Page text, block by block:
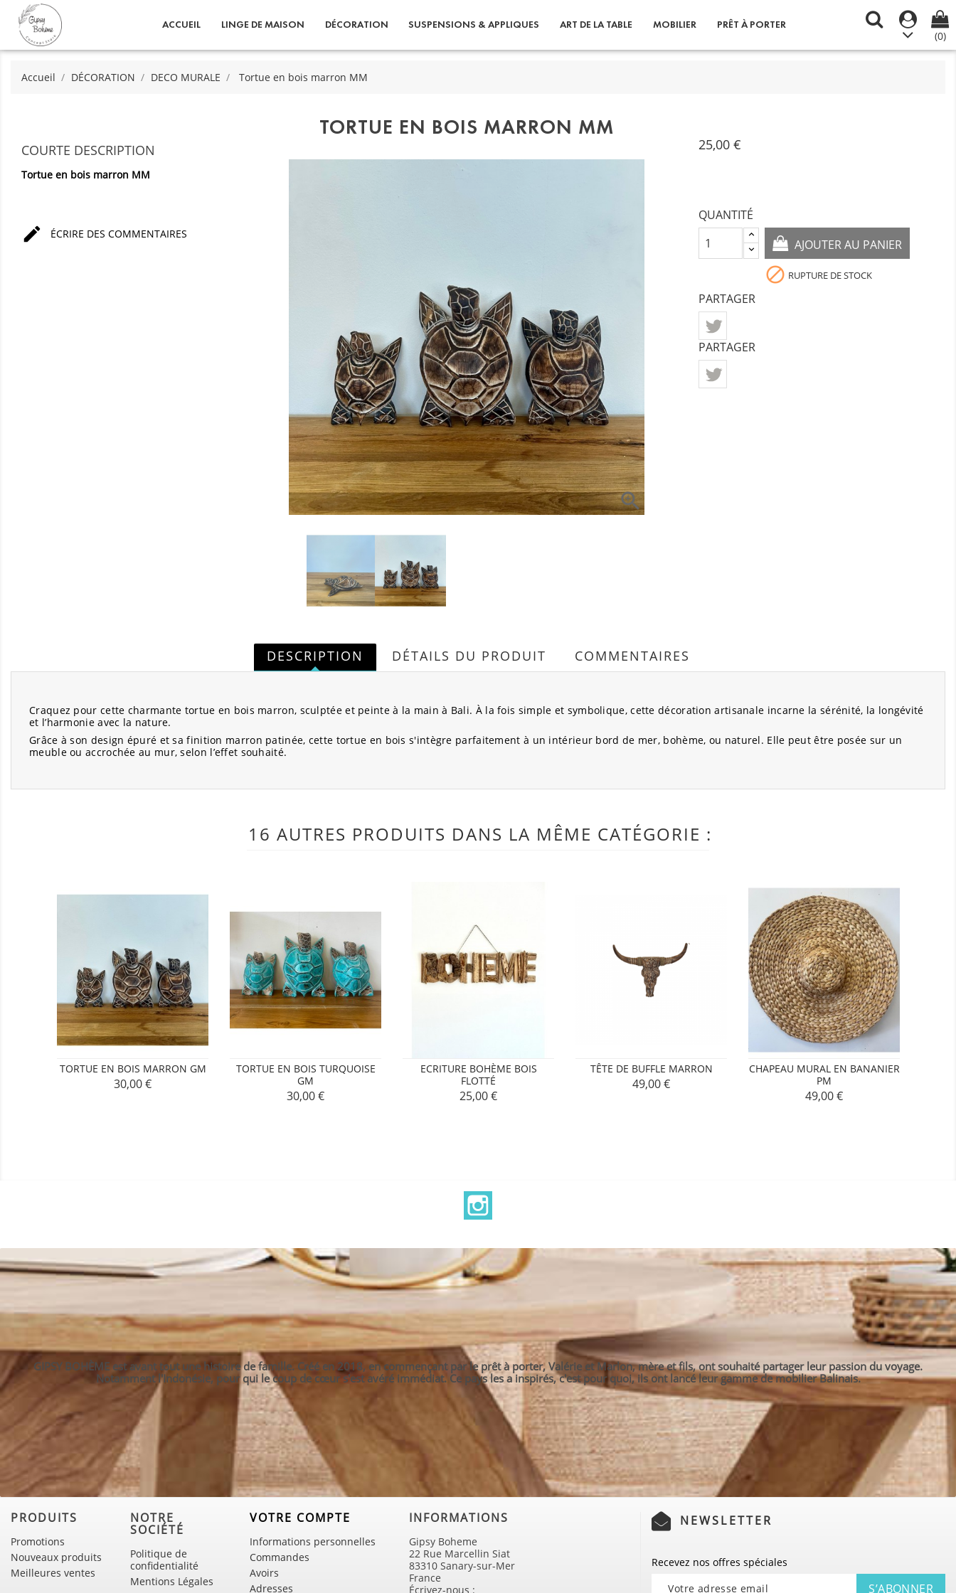
ACCUEIL LINGE DE MAISON DÉCORATION SUSPENSIONS & APPLIQUES ART DE LA TABLE MOBILIER PRÊT À PORTER
(0)
Accueil DÉCORATION DECO MURALE Tortue en bois marron MM
COURTE DESCRIPTION
Tortue en bois marron MM
 ÉCRIRE DES COMMENTAIRES
TORTUE EN BOIS MARRON MM

25,00 €
QUANTITÉ
AJOUTER AU PANIER
 RUPTURE DE STOCK
PARTAGER
PARTAGER
DESCRIPTION DÉTAILS DU PRODUIT COMMENTAIRES
Craquez pour cette charmante tortue en bois marron, sculptée et peinte à la main à Bali. À la fois simple et symbolique, cette décoration artisanale incarne la sérénité, la longévité
et l’harmonie avec la nature.
Grâce à son design épuré et sa finition marron patinée, cette tortue en bois s'intègre parfaitement à un intérieur bord de mer, bohème, ou naturel. Elle peut être posée sur un
meuble ou accrochée au mur, selon l’effet souhaité.
16 AUTRES PRODUITS DANS LA MÊME CATÉGORIE :
TORTUE EN BOIS MARRON GM
Prix
30,00 €
TORTUE EN BOIS TURQUOISE
GM
Prix
30,00 €
ECRITURE BOHÈME BOIS
FLOTTÉ
Prix
25,00 €
TÊTE DE BUFFLE MARRON
Prix
49,00 €
CHAPEAU MURAL EN BANANIER
PM
Prix
49,00 €
GIPSY BOHÈME est avant tout une histoire de famille. Créé en 2018, en commençant par le prêt à porter, Valérie et Marlon, mère et fils, ont souhaité partager leur passion du voyage.
Notamment l'Indonésie, pour qui le coup de cœur s'est avéré immédiat. Ce pays les a inspirés, c'est pour quoi, ils ont lancé leur gamme de mobilier Balinais.
PRODUITS
Promotions
Nouveaux produits
Meilleures ventes
NOTRE
SOCIÉTÉ
Politique de
confidentialité
Mentions Légales
VOTRE COMPTE
Informations personnelles
Commandes
Avoirs
Adresses
INFORMATIONS
Gipsy Boheme
22 Rue Marcellin Siat
83310 Sanary-sur-Mer
France
Écrivez-nous :
NEWSLETTER
Recevez nos offres spéciales